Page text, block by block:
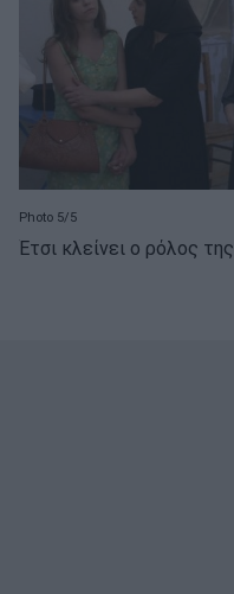
Photo 5/5
Έτσι κλείνει ο ρόλος της